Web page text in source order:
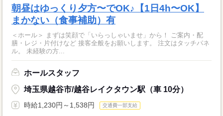
朝昼はゆっくり夕方〜でOK♪【1日4h〜OK】
まかない（食事補助）有
＜ホール＞ まずは笑顔で「いらっしゃいませ」から！ ご案内・配
膳・レジ・片付けなど 接客全般をお願いします。 注文はタッチパネ
ル。 未経験の方...
ホールスタッフ
埼玉県越谷市/越谷レイクタウン駅（車 10分）
時給1,230円～1,538円 交通費一部支給